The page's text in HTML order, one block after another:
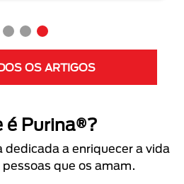
OS ARTIGOS
é Purina®?
dedicada a enriquecer a vida
que os amam.